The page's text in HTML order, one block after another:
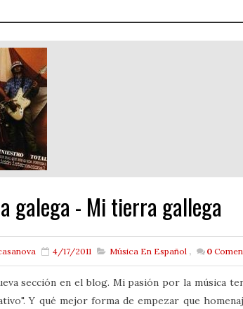
galega - Mi tierra gallega
4/17/2011 Música En Español , 0
sección en el blog. Mi pasión por la música
Y qué mejor forma de empezar que